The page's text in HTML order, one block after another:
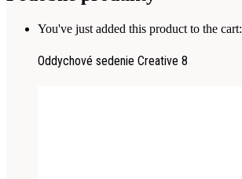
You've just added this product to the cart:
Oddychové sedenie Creative 8